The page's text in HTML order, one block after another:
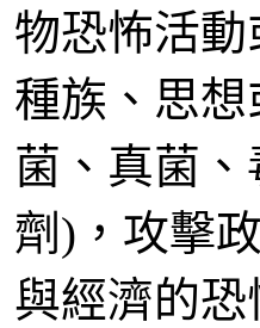
物恐怖活
種族、思
菌、真菌
劑)，攻擊
與經濟的